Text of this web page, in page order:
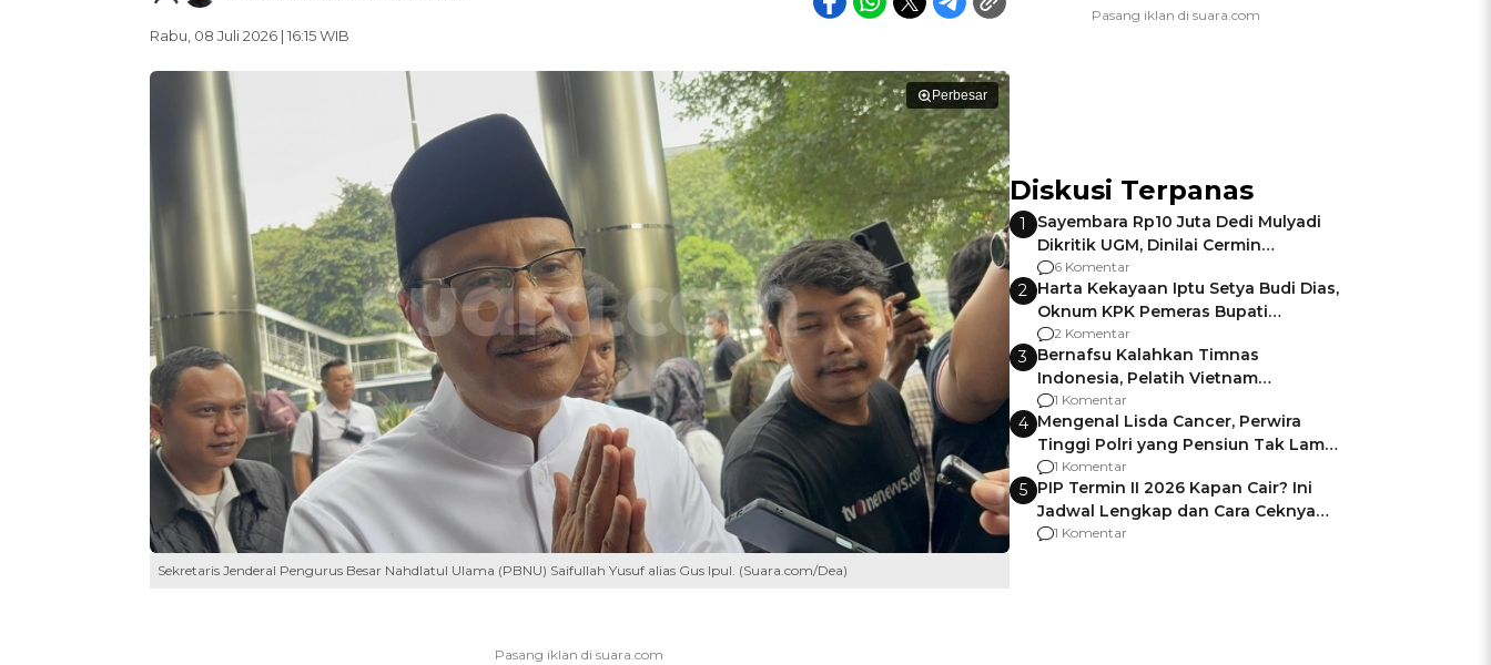
Rabu, 08 Juli 2026 | 16:15 WIB
Perbesar
Sekretaris Jenderal Pengurus Besar Nahdlatul Ulama (PBNU) Saifullah Yusuf alias Gus Ipul. (Suara.com/Dea)
Diskusi Terpanas
1
Sayembara Rp10 Juta Dedi Mulyadi
Dikritik UGM, Dinilai Cermin
Gagalnya Negara Jamin Keamanan
6 Komentar
2 Harta Kekayaan Iptu Setya Budi Dias,
Oknum KPK Pemeras Bupati
Pemalang
2 Komentar
3 Bernafsu Kalahkan Timnas
Indonesia, Pelatih Vietnam
Berencana Pakai Jimat di Pakansari
1 Komentar
4 Mengenal Lisda Cancer, Perwira
Tinggi Polri yang Pensiun Tak Lama
Usai Jadi Brigjen
1 Komentar
5 PIP Termin II 2026 Kapan Cair? Ini
Jadwal Lengkap dan Cara Ceknya
agar Dana Tidak Hangus!
1 Komentar